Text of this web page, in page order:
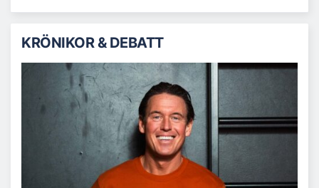
KRÖNIKOR & DEBATT